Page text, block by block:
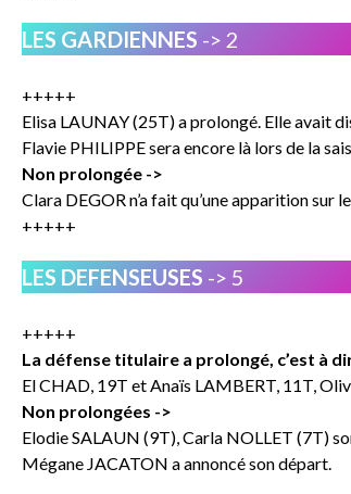
LES GARDIENNES -> 2
+++++
Elisa LAUNAY (25T) a prolongé. Elle avait
Flavie PHILIPPE sera encore là lors de la
Non prolongée ->
Clara DEGOR n’a fait qu’une apparition sur
+++++
LES DEFENSEUSES -> 5
+++++
La défense titulaire a prolongé, c’est à
El CHAD, 19T et Anaïs LAMBERT, 11T,
Non prolongées ->
Elodie SALAUN (9T), Carla NOLLET (7T)
Mégane JACATON a annoncé son départ.